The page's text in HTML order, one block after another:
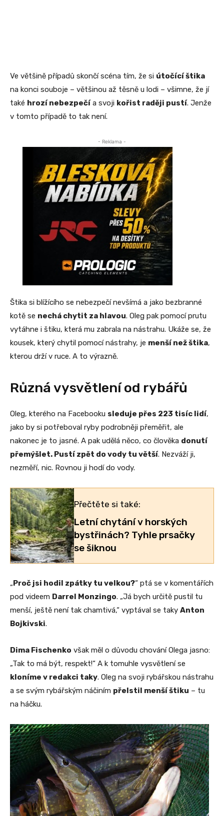
Ve většině případů skončí scéna tím, že si útočící štika
na konci souboje – většinou až těsně u lodi – všimne, že jí
také hrozí nebezpečí a svoji kořist raději pustí. Jenže
v tomto případě to tak není.
- Reklama -
Štika si blížícího se nebezpečí nevšímá a jako bezbranné
kotě se nechá chytit za hlavou. Oleg pak pomocí prutu
vytáhne i štiku, která mu zabrala na nástrahu. Ukáže se, že
kousek, který chytil pomocí nástrahy, je menší než štika,
kterou drží v ruce. A to výrazně.
Různá vysvětlení od rybářů
Oleg, kterého na Facebooku sleduje přes 223 tisíc lidí,
jako by si potřeboval ryby podrobněji přeměřit, ale
nakonec je to jasné. A pak udělá něco, co člověka donutí
přemýšlet. Pustí zpět do vody tu větší. Nezváží ji,
nezměří, nic. Rovnou ji hodí do vody.
Přečtěte si také:
Letní chytání v horských
bystřinách? Tyhle prsačky
se šiknou
„ Proč jsi hodil zpátky tu velkou?“ ptá se v komentářích
pod videem Darrel Monzingo. „Já bych určitě pustil tu
menší, ještě není tak chamtivá,“ vyptával se taky Anton
Bojkivski.
Dima Fischenko však měl o důvodu chování Olega jasno:
„Tak to má být, respekt!“ A k tomuhle vysvětlení se
kloníme v redakci taky. Oleg na svoji rybářskou nástrahu
a se svým rybářským náčiním přelstil menší štiku – tu
na háčku.